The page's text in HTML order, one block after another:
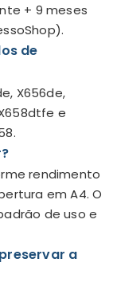
+ 9 meses
de
X656de,
e
rendimento
em A4. O
de uso e
a